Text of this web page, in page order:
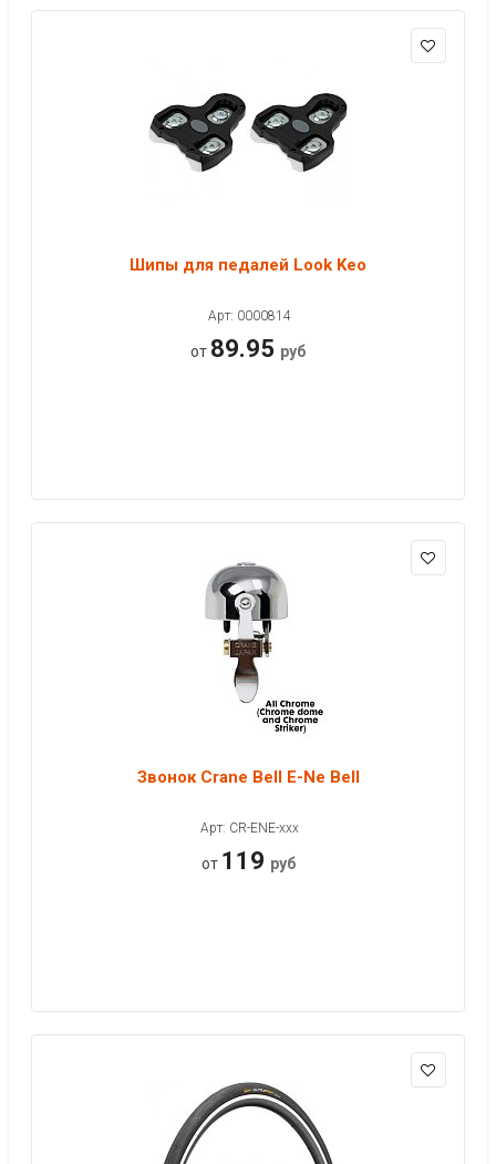
Шипы для педалей Look Keo
Арт: 0000814
от 89.95 руб
Звонок Crane Bell E-Ne Bell
Арт: CR-ENE-xxx
от 119 руб